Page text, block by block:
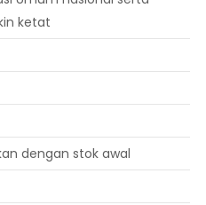
ketat
dengan stok awal